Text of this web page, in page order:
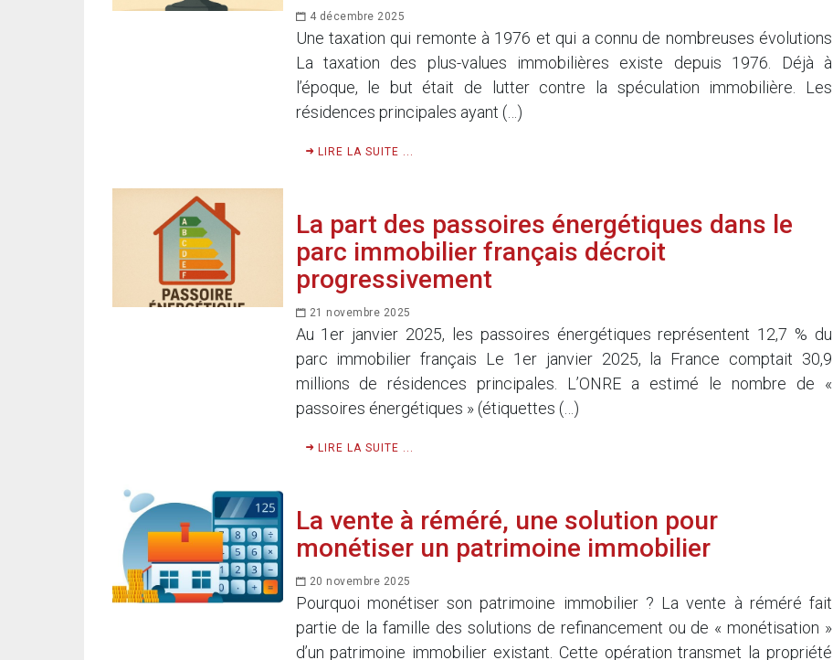
4 décembre 2025
Une taxation qui remonte à 1976 et qui a connu de nombreuses évolutions
La taxation des plus-values immobilières existe depuis 1976. Déjà à
l’époque, le but était de lutter contre la spéculation immobilière. Les
résidences principales ayant (…)
LIRE LA SUITE ...
La part des passoires énergétiques dans le
parc immobilier français décroit
progressivement
21 novembre 2025
Au 1er janvier 2025, les passoires énergétiques représentent 12,7 % du
parc immobilier français Le 1er janvier 2025, la France comptait 30,9
millions de résidences principales. L’ONRE a estimé le nombre de «
passoires énergétiques » (étiquettes (…)
LIRE LA SUITE ...
La vente à réméré, une solution pour
monétiser un patrimoine immobilier
20 novembre 2025
Pourquoi monétiser son patrimoine immobilier ? La vente à réméré fait
partie de la famille des solutions de refinancement ou de « monétisation »
d’un patrimoine immobilier existant. Cette opération transmet la propriété